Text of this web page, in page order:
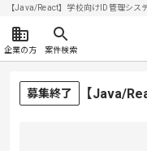
【Java/React】学校向けID管理シ
企業の方 案件検索
募集終了 【Java/